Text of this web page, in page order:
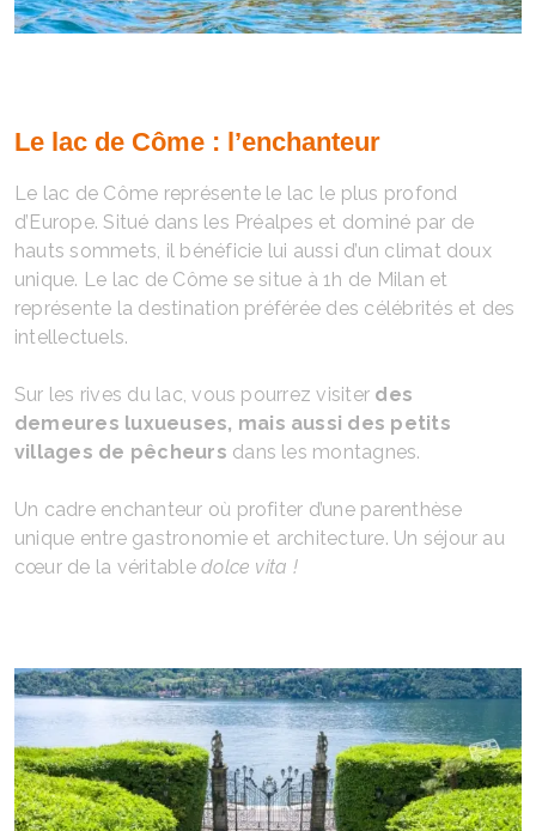
Le lac de Côme : l’enchanteur
Le lac de Côme représente le lac le plus profond
d’Europe. Situé dans les Préalpes et dominé par de
hauts sommets, il bénéficie lui aussi d’un climat doux
unique. Le lac de Côme se situe à 1h de Milan et
représente la destination préférée des célébrités et des
intellectuels.
Sur les rives du lac, vous pourrez visiter des
demeures luxueuses, mais aussi des petits
villages de pêcheurs dans les montagnes.
Un cadre enchanteur où profiter d’une parenthèse
unique entre gastronomie et architecture. Un séjour au
cœur de la véritabledolce vita !